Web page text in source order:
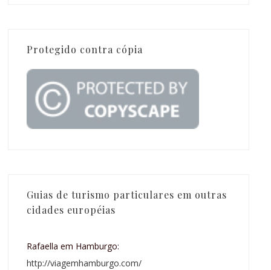
Protegido contra cópia
Guias de turismo particulares em outras
cidades européias
Rafaella em Hamburgo:
http://viagemhamburgo.com/